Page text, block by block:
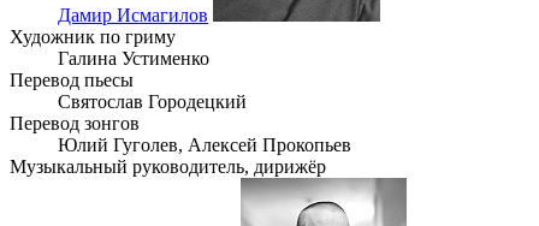
Дамир Исмагилов
Художник по гриму
Галина Устименко
Перевод пьесы
Святослав Городецкий
Перевод зонгов
Юлий Гуголев, Алексей Прокопьев
Музыкальный руководитель, дирижёр